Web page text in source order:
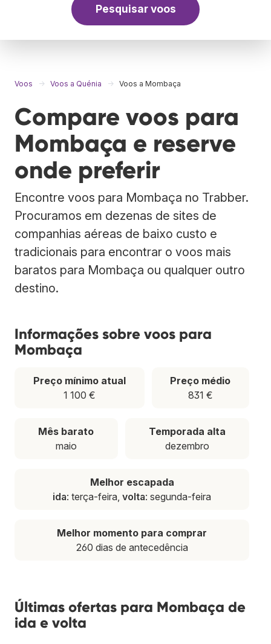
Pesquisar voos
Voos Voos a Quénia Voos a Mombaça
Compare voos para
Mombaça e reserve
onde preferir
Encontre voos para Mombaça no Trabber.
Procuramos em dezenas de sites de
companhias aéreas de baixo custo e
tradicionais para encontrar o voos mais
baratos para Mombaça ou qualquer outro
destino.
Informações sobre voos para
Mombaça
Preço mínimo atual
1 100 €
Preço médio
831 €
Mês barato
maio
Temporada alta
dezembro
Melhor escapada
ida: terça-feira, volta: segunda-feira
Melhor momento para comprar
260 dias de antecedência
Últimas ofertas para Mombaça de
ida e volta